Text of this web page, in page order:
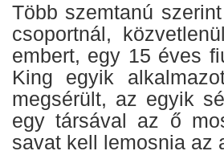
Több szemtanú
csoportnál,
embert, egy 15 éves
King egyik
megsérült, az egyik
egy társával az ő
savat kell lemosnia az